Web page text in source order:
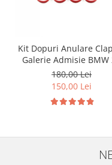
Kit Dopuri Anulare
Galerie Admisie BMW
mm cod motor M47
180,00 Lei
150,00 Lei